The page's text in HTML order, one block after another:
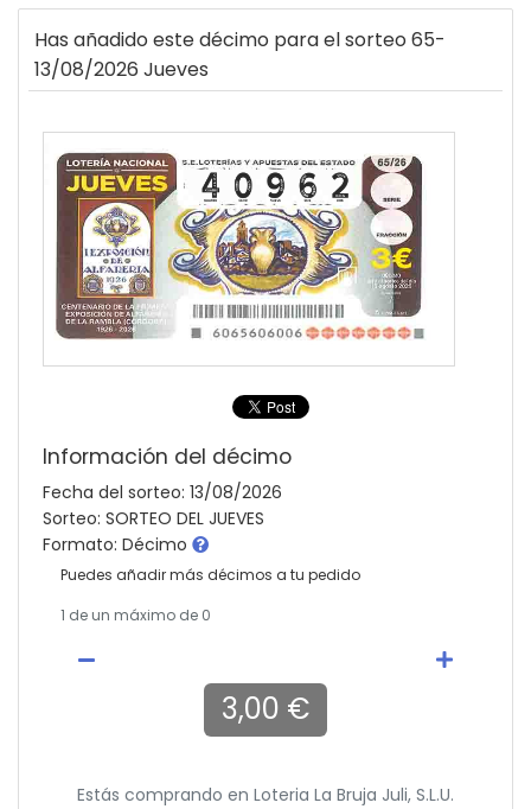
Has añadido este décimo para el sorteo 65-
13/08/2026 Jueves
Información del décimo
Fecha del sorteo: 13/08/2026
Sorteo: SORTEO DEL JUEVES
Formato: Décimo
Puedes añadir más décimos a tu pedido
1 de un máximo de 0
3,00 €
Estás comprando en Loteria La Bruja Juli, S.l.u.